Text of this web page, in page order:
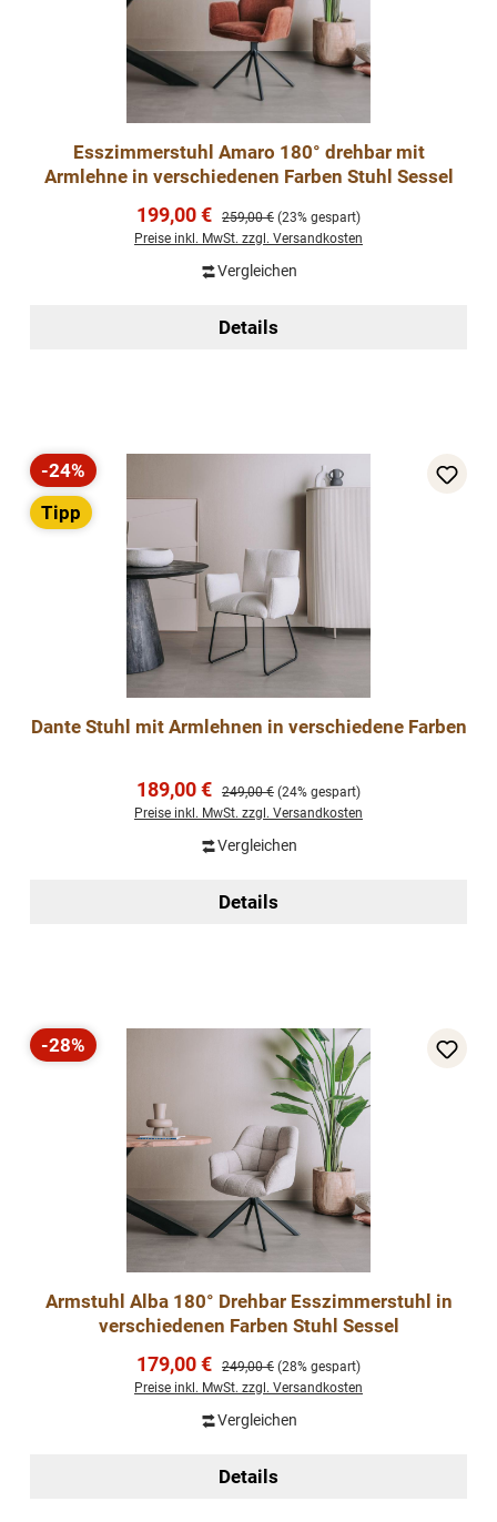
Esszimmerstuhl Amaro 180° drehbar mit
Armlehne in verschiedenen Farben Stuhl Sessel
Verkaufspreis:
199,00 € Regulärer Preis:
259,00 € (23% gespart)
Preise inkl. MwSt. zzgl. Versandkosten
Vergleichen
Details
Rabatt
-24%
Tipp
Dante Stuhl mit Armlehnen in verschiedene Farben
Verkaufspreis:
189,00 € Regulärer Preis:
249,00 € (24% gespart)
Preise inkl. MwSt. zzgl. Versandkosten
Vergleichen
Details
Rabatt
-28%
Armstuhl Alba 180° Drehbar Esszimmerstuhl in
verschiedenen Farben Stuhl Sessel
Verkaufspreis:
179,00 € Regulärer Preis:
249,00 € (28% gespart)
Preise inkl. MwSt. zzgl. Versandkosten
Vergleichen
Details